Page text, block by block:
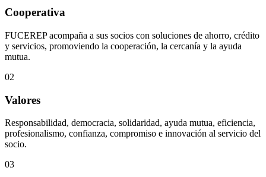
Cooperativa
FUCEREP acompaña a sus socios con soluciones de ahorro, crédito
y servicios, promoviendo la cooperación, la cercanía y la ayuda
mutua.
02
Valores
Responsabilidad, democracia, solidaridad, ayuda mutua, eficiencia,
profesionalismo, confianza, compromiso e innovación al servicio del
socio.
03